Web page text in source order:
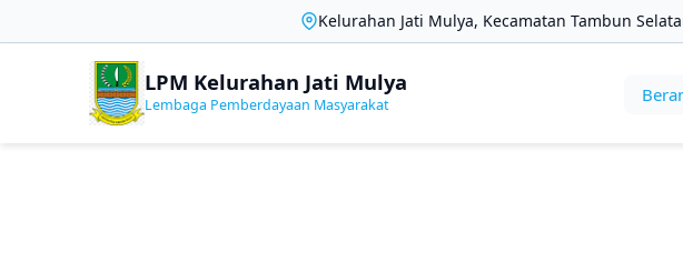
Kelurahan Jati Mulya, Kecamatan Tambun
LPM Kelurahan Jati Mulya
Lembaga Pemberdayaan Masyarakat